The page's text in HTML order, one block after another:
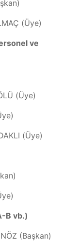
(Üye)
ve
(Üye)
(Üye)
B vb.)
(Başkan)